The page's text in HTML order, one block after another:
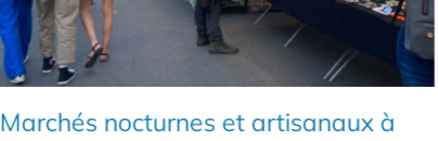
Marchés nocturnes et artisanaux à